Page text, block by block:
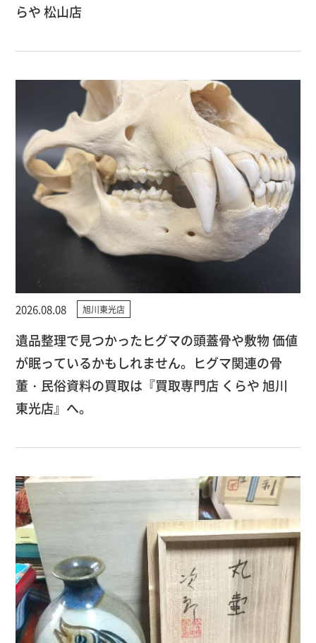
らや 松山店
2026.08.08 旭川東光店
遺品整理で見つかったヒグマの頭蓋骨や敷物 価値
が眠っているかもしれません。ヒグマ関連の骨
董・民俗資料の買取は『買取専門店 くらや 旭川
東光店』へ。